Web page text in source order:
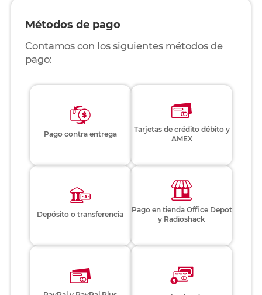
Métodos de pago
Contamos con los siguientes métodos de
pago:
Pago contra entrega
Tarjetas de crédito débito y
AMEX
Depósito o transferencia
Pago en tienda Office Depot
y Radioshack